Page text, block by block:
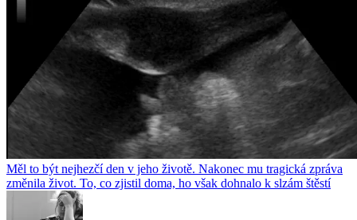
Měl to být nejhezčí den v jeho životě. Nakonec mu tragická zpráva
změnila život. To, co zjistil doma, ho však dohnalo k slzám štěstí